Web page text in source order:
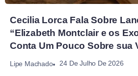
Cecilia Lorca Fala Sobre
“Elizabeth Montclair e os
Conta Um Pouco Sobre sua
Lipe Machado 24 De Julho De 2026